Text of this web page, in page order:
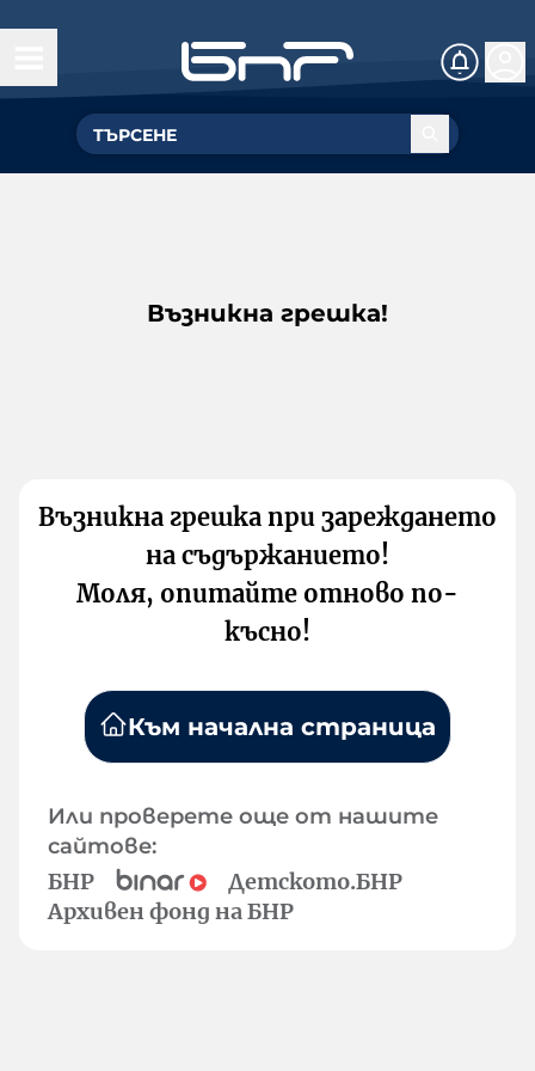
Възникна грешка!
Възникна грешка при зареждането
на съдържанието!
Моля, опитайте отново по-
късно!
Към начална страница
Или проверете още от нашите
сайтове:
БНР
Детското.БНР
Архивен фонд на БНР